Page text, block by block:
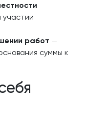
работ —
суммы к